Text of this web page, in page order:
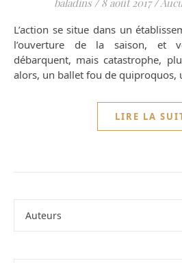
baladins / 8 août 2017 /
L’action se situe dans un établissement thermal le jour de
l’ouverture de la saison, et
débarquent, mais catastrophe,
alors, un ballet fou de quiproquos,
LIRE LA